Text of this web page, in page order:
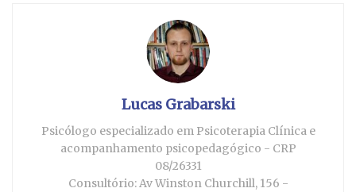
Lucas Grabarski
Psicólogo especializado em Psicoterapia Clínica e
acompanhamento psicopedagógico - CRP
08/26331
Consultório: Av Winston Churchill, 156 -